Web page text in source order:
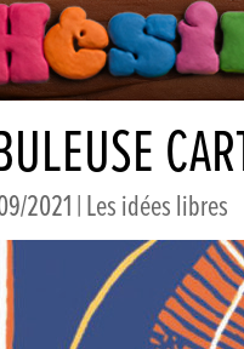
2021 |Les idées libres